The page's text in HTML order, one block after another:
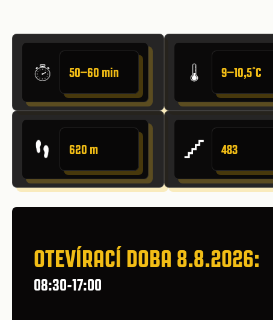
50–60 min 9–10,5˚C
620 m 483
OTEVÍRACÍ DOBA 8.8.2026:
08:30-17:00